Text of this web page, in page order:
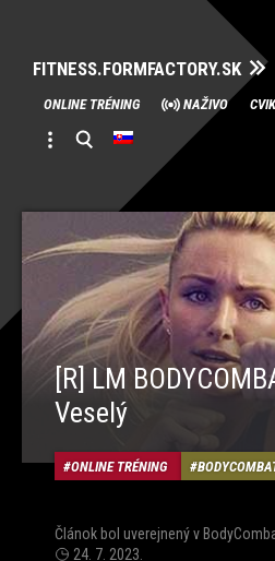
FITNESS.FORMFACTORY.SK
Skip
to
content
ONLINE TRÉNING NAŽIVO
[R] LM
Veselý
ONLINE TRÉNING
Článok bol uverejnený v
24. 7. 2023